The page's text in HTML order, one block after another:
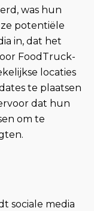
was hun
potentiële
in, dat het
FoodTruck-
locaties
te plaatsen
dat hun
om te
sociale media